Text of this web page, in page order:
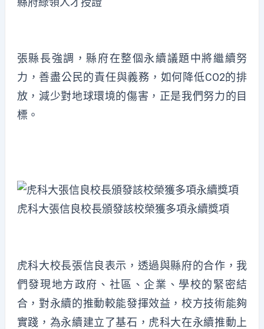
張縣長強調，縣府在整個永續議題中將繼續努
力，善盡公民的責任與義務，如何降低CO2的排
放，減少對地球環境的傷害，正是我們努力的目
標。
虎科大張信良校長頒發該校榮獲多項永續獎項
虎科大校長張信良表示，透過與縣府的合作，我
們發現地方政府、社區、企業、學校的緊密結
合，對永續的推動較能發揮效益，校方技術能夠
實踐，為永續建立了基石，虎科大在永續推動上